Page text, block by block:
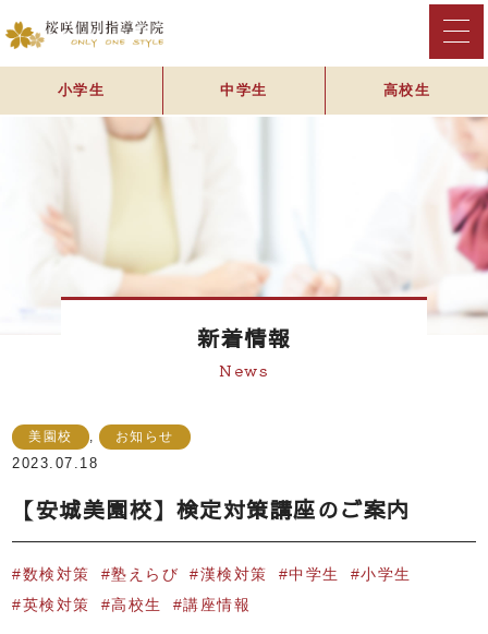
小学生 中学生 高校生
新着情報
News
美園校 , お知らせ
2023.07.18
【安城美園校】検定対策講座のご案内
数検対策 塾えらび 漢検対策 中学生
小学生
英検対策
高校生 講座情報